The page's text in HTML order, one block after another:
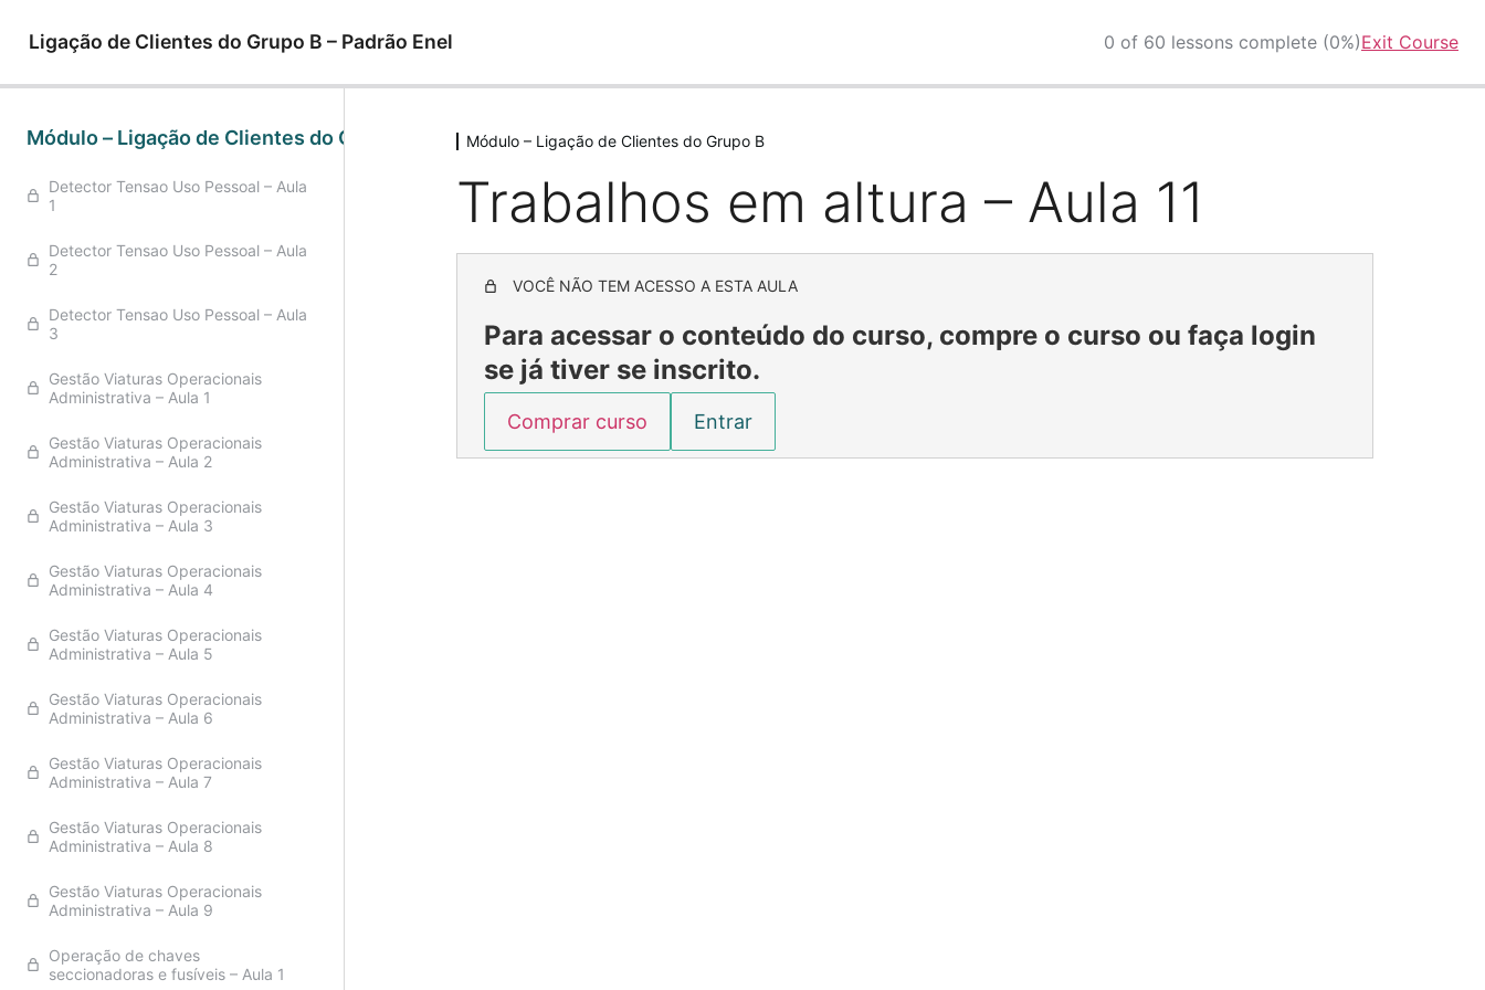
Ligação de Clientes do Grupo B – Padrão Enel 0 of 60 lessons complete (0%)Exit Course
Módulo – Ligação de Clientes do Grupo B
Detector Tensao Uso Pessoal – Aula
1
Detector Tensao Uso Pessoal – Aula
2
Detector Tensao Uso Pessoal – Aula
3
Gestão Viaturas Operacionais
Administrativa – Aula 1
Gestão Viaturas Operacionais
Administrativa – Aula 2
Gestão Viaturas Operacionais
Administrativa – Aula 3
Gestão Viaturas Operacionais
Administrativa – Aula 4
Gestão Viaturas Operacionais
Administrativa – Aula 5
Gestão Viaturas Operacionais
Administrativa – Aula 6
Gestão Viaturas Operacionais
Administrativa – Aula 7
Gestão Viaturas Operacionais
Administrativa – Aula 8
Gestão Viaturas Operacionais
Administrativa – Aula 9
Operação de chaves
seccionadoras e fusíveis – Aula 1
Módulo – Ligação de Clientes do Grupo B
Trabalhos em altura – Aula 11
VOCÊ NÃO TEM ACESSO A ESTA AULA
Para acessar o conteúdo do curso, compre o curso ou faça login
se já tiver se inscrito.
Comprar curso Entrar